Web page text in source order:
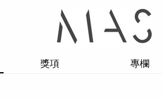
獎項 專欄